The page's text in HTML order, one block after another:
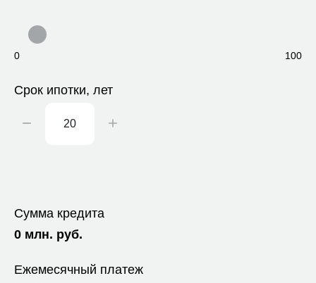
0 100
Срок ипотки, лет
Сумма кредита
0 млн. руб.
Ежемесячный платеж